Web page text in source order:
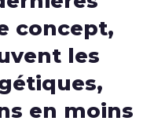
concept,
les
en moins